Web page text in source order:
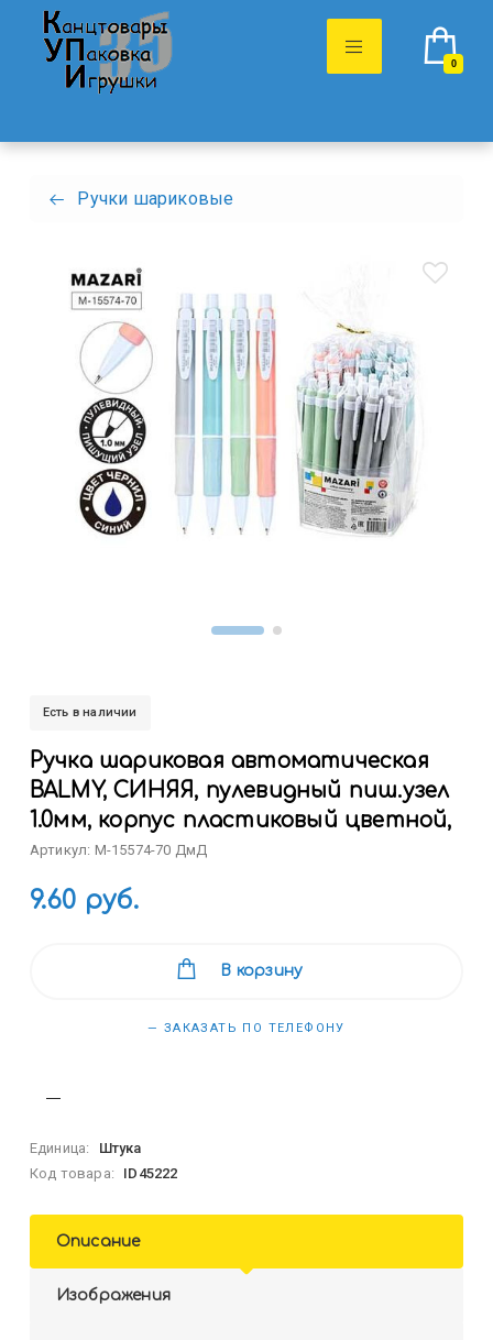
0
Ручки шариковые
Есть в наличии
Ручка шариковая автоматическая
BALMY, СИНЯЯ, пулевидный пиш.узел
1.0мм, корпус пластиковый цветной,
Артикул: M-15574-70 ДмД
9.60 руб.
В корзину
— ЗАКАЗАТЬ ПО ТЕЛЕФОНУ
Единица:
Штука
Код товара:
ID45222
Описание
Изображения